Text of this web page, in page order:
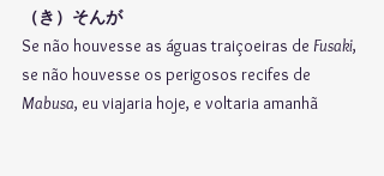
（き）そんが
Se não houvesse as águas traiçoeiras de Fusaki,
se não houvesse os perigosos recifes de
Mabusa, eu viajaria hoje, e voltaria amanhã